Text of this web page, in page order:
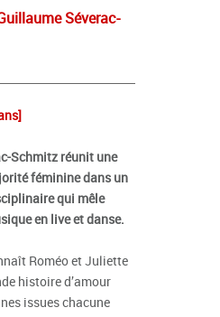
Séverac-
Schmitz réunit une
féminine dans un
qui mêle
en live et danse.
Roméo et Juliette
histoire d’amour
issues chacune